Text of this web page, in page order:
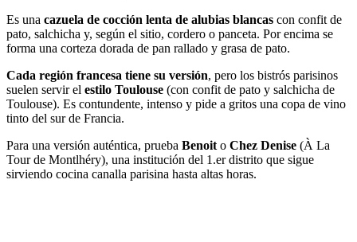
Es una cazuela de cocción lenta de alubias blancas con confit de
pato, salchicha y, según el sitio, cordero o panceta. Por encima se
forma una corteza dorada de pan rallado y grasa de pato.
Cada región francesa tiene su versión, pero los bistrós parisinos
suelen servir el estilo Toulouse (con confit de pato y salchicha de
Toulouse). Es contundente, intenso y pide a gritos una copa de vino
tinto del sur de Francia.
Para una versión auténtica, prueba Benoit o Chez Denise (À La
Tour de Montlhéry), una institución del 1.er distrito que sigue
sirviendo cocina canalla parisina hasta altas horas.